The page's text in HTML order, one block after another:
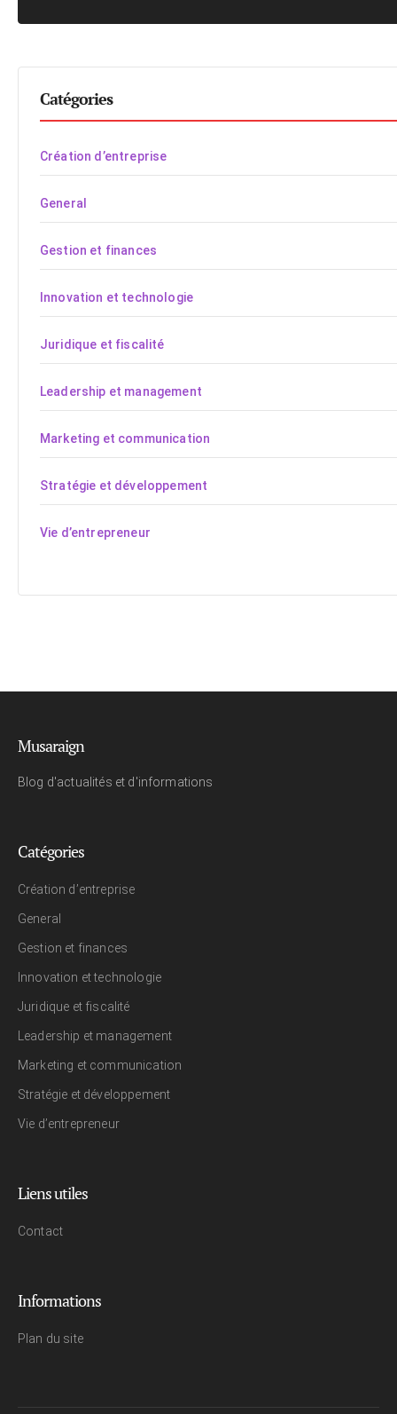
Catégories
Création d’entreprise
General
Gestion et finances
Innovation et technologie
Juridique et fiscalité
Leadership et management
Marketing et communication
Stratégie et développement
Vie d’entrepreneur
Musaraign
Blog d'actualités et d'informations
Catégories
Création d’entreprise
General
Gestion et finances
Innovation et technologie
Juridique et fiscalité
Leadership et management
Marketing et communication
Stratégie et développement
Vie d’entrepreneur
Liens utiles
Contact
Informations
Plan du site